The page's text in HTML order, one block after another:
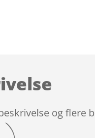
og flere